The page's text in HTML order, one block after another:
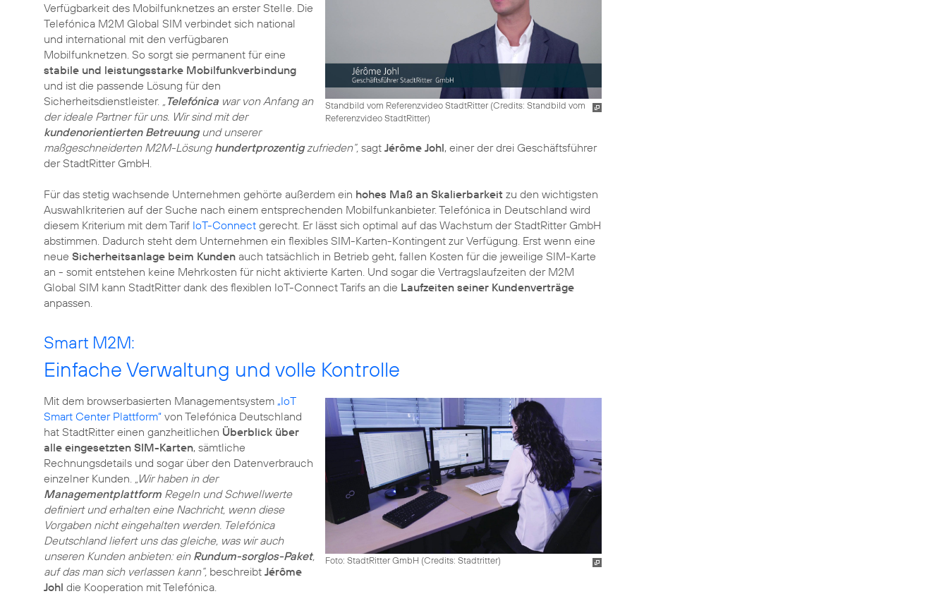
Standbild vom Referenzvideo StadtRitter (Credits: Standbild vom
Referenzvideo StadtRitter)
Verfügbarkeit des Mobilfunknetzes an erster Stelle. Die
Telefónica M2M Global SIM verbindet sich national
und international mit den verfügbaren
Mobilfunknetzen. So sorgt sie permanent für eine
stabile und leistungsstarke Mobilfunkverbindung
und ist die passende Lösung für den
Sicherheitsdienstleister. „Telefónica war von Anfang an
der ideale Partner für uns. Wir sind mit der
kundenorientierten Betreuungund unserer
maßgeschneiderten M2M-Lösung hundertprozentigzufrieden“, sagt Jérôme Johl, einer der drei Geschäftsführer
der StadtRitter GmbH.
Für das stetig wachsende Unternehmen gehörte außerdem ein hohes Maß an Skalierbarkeit zu den wichtigsten
Auswahlkriterien auf der Suche nach einem entsprechenden Mobilfunkanbieter. Telefónica in Deutschland wird
diesem Kriterium mit dem Tarif IoT-Connect gerecht. Er lässt sich optimal auf das Wachstum der StadtRitter GmbH
abstimmen. Dadurch steht dem Unternehmen ein flexibles SIM-Karten-Kontingent zur Verfügung. Erst wenn eine
neue Sicherheitsanlage beim Kunden auch tatsächlich in Betrieb geht, fallen Kosten für die jeweilige SIM-Karte
an - somit entstehen keine Mehrkosten für nicht aktivierte Karten. Und sogar die Vertragslaufzeiten der M2M
Global SIM kann StadtRitter dank des flexiblen IoT-Connect Tarifs an die Laufzeiten seiner Kundenverträge
anpassen.
Smart M2M:
Einfache Verwaltung und volle Kontrolle
Foto: StadtRitter GmbH (Credits: Stadtritter)
Mit dem browserbasierten Managementsystem „IoT
Smart Center Plattform“ von Telefónica Deutschland
hat StadtRitter einen ganzheitlichen Überblick über
alle eingesetzten SIM-Karten, sämtliche
Rechnungsdetails und sogar über den Datenverbrauch
einzelner Kunden. „Wir haben in der
Managementplattform Regeln und Schwellwerte
definiert und erhalten eine Nachricht, wenn diese
Vorgaben nicht eingehalten werden. Telefónica
Deutschland liefert uns das gleiche, was wir auch
unseren Kunden anbieten: ein Rundum-sorglos-Paket,
auf das man sich verlassen kann“, beschreibt Jérôme
Johl die Kooperation mit Telefónica.